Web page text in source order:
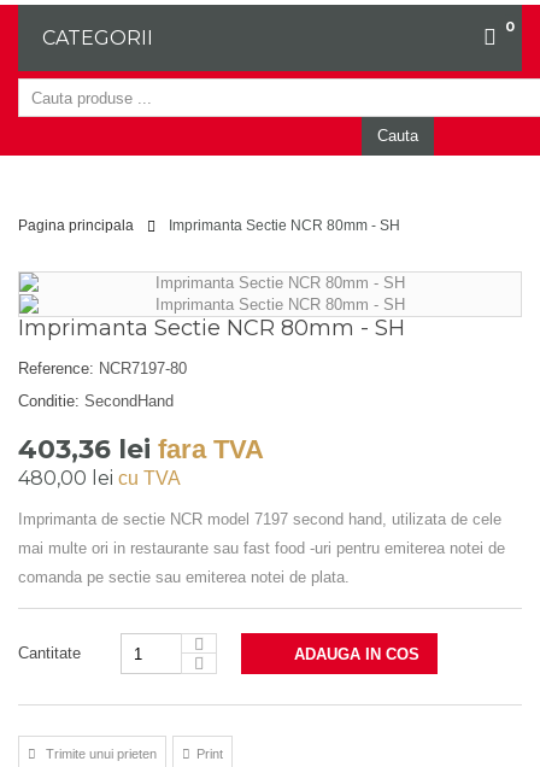
CATEGORII
Cauta
0
Pagina principala Imprimanta Sectie NCR 80mm - SH
Imprimanta Sectie NCR 80mm - SH
Reference: NCR7197-80
Conditie: SecondHand
403,36 lei fara TVA
480,00 lei cu TVA
Imprimanta de sectie NCR model 7197 second hand, utilizata de cele
mai multe ori in restaurante sau fast food -uri pentru emiterea notei de
comanda pe sectie sau emiterea notei de plata.
Cantitate ADAUGA IN COS
Trimite unui prieten Print